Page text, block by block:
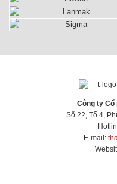
Công ty Cổ
Số 22, Tổ 4,
E-mail: